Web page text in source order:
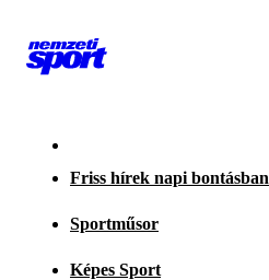
Friss hírek napi bontásban
Sportműsor
Képes Sport